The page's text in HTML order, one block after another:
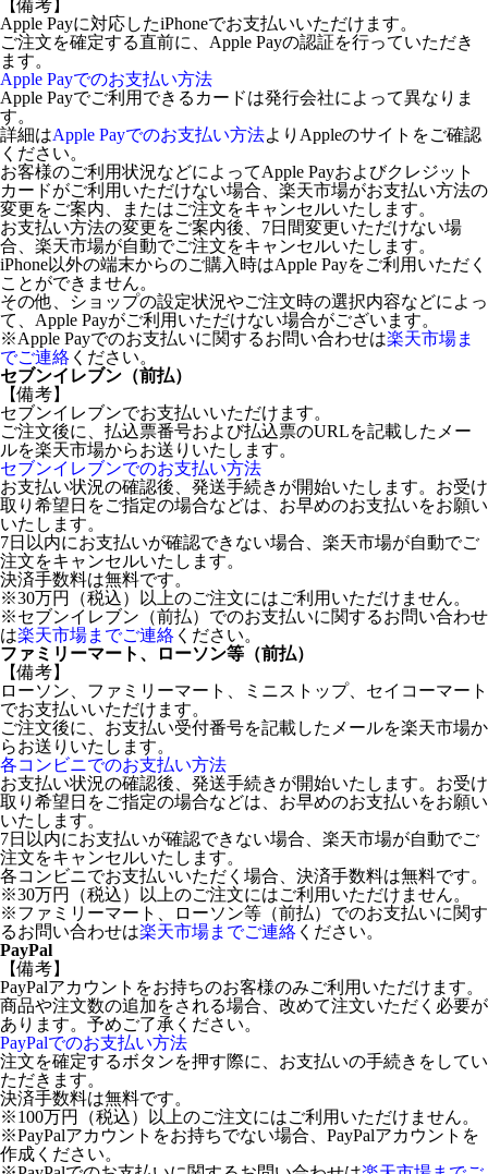
【備考】
Apple Payに対応したiPhoneでお支払いいただけます。
ご注文を確定する直前に、Apple Payの認証を行っていただき
ます。
Apple Payでのお支払い方法
Apple Payでご利用できるカードは発行会社によって異なりま
す。
詳細はApple Payでのお支払い方法よりAppleのサイトをご確認
ください。
お客様のご利用状況などによってApple Payおよびクレジット
カードがご利用いただけない場合、楽天市場がお支払い方法の
変更をご案内、またはご注文をキャンセルいたします。
お支払い方法の変更をご案内後、7日間変更いただけない場
合、楽天市場が自動でご注文をキャンセルいたします。
iPhone以外の端末からのご購入時はApple Payをご利用いただく
ことができません。
その他、ショップの設定状況やご注文時の選択内容などによっ
て、Apple Payがご利用いただけない場合がございます。
※Apple Payでのお支払いに関するお問い合わせは楽天市場ま
でご連絡 ください。
セブンイレブン（前払）
【備考】
セブンイレブンでお支払いいただけます。
ご注文後に、払込票番号および払込票のURLを記載したメー
ルを楽天市場からお送りいたします。
セブンイレブンでのお支払い方法
お支払い状況の確認後、発送手続きが開始いたします。お受け
取り希望日をご指定の場合などは、お早めのお支払いをお願い
いたします。
7日以内にお支払いが確認できない場合、楽天市場が自動でご
注文をキャンセルいたします。
決済手数料は無料です。
※30万円（税込）以上のご注文にはご利用いただけません。
※セブンイレブン（前払）でのお支払いに関するお問い合わせ
は楽天市場までご連絡 ください。
ファミリーマート、ローソン等（前払）
【備考】
ローソン、ファミリーマート、ミニストップ、セイコーマート
でお支払いいただけます。
ご注文後に、お支払い受付番号を記載したメールを楽天市場か
らお送りいたします。
各コンビニでのお支払い方法
お支払い状況の確認後、発送手続きが開始いたします。お受け
取り希望日をご指定の場合などは、お早めのお支払いをお願い
いたします。
7日以内にお支払いが確認できない場合、楽天市場が自動でご
注文をキャンセルいたします。
各コンビニでお支払いいただく場合、決済手数料は無料です。
※30万円（税込）以上のご注文にはご利用いただけません。
※ファミリーマート、ローソン等（前払）でのお支払いに関す
るお問い合わせは楽天市場までご連絡 ください。
PayPal
【備考】
PayPalアカウントをお持ちのお客様のみご利用いただけます。
商品や注文数の追加をされる場合、改めて注文いただく必要が
あります。予めご了承ください。
PayPalでのお支払い方法
注文を確定するボタンを押す際に、お支払いの手続きをしてい
ただきます。
決済手数料は無料です。
※100万円（税込）以上のご注文にはご利用いただけません。
※PayPalアカウントをお持ちでない場合、PayPalアカウントを
作成ください。